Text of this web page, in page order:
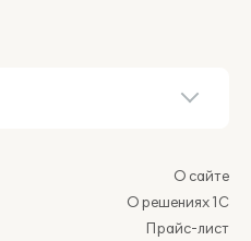
О сайте
О решениях 1С
Прайс-лист